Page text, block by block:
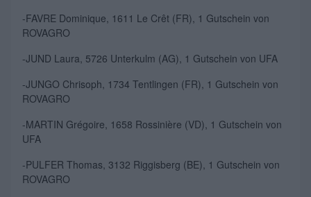
-FAVRE Dominique, 1611 Le Crêt (FR), 1 Gutschein von
ROVAGRO
-JUND Laura, 5726 Unterkulm (AG), 1 Gutschein von UFA
-JUNGO Chrisoph, 1734 Tentlingen (FR), 1 Gutschein von
ROVAGRO
-MARTIN Grégoire, 1658 Rossinière (VD), 1 Gutschein von
UFA
-PULFER Thomas, 3132 Riggisberg (BE), 1 Gutschein von
ROVAGRO